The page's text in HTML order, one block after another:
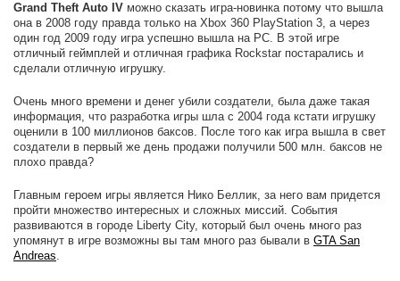
Grand Theft Auto IV можно сказать игра-новинка потому что вышла
она в 2008 году правда только на Xbox 360 PlayStation 3, а через
один год 2009 году игра успешно вышла на PC. В этой игре
отличный геймплей и отличная графика Rockstar постарались и
сделали отличную игрушку.
Очень много времени и денег убили создатели, была даже такая
информация, что разработка игры шла с 2004 года кстати игрушку
оценили в 100 миллионов баксов. После того как игра вышла в свет
создатели в первый же день продажи получили 500 млн. баксов не
плохо правда?
Главным героем игры является Нико Беллик, за него вам придется
пройти множество интересных и сложных миссий. События
развиваются в городе Liberty City, который был очень много раз
упомянут в игре возможны вы там много раз бывали в GTA San
Andreas.